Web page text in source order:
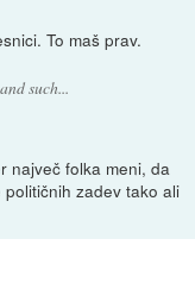
To maš prav.
such...
največ folka meni, da
zadev tako ali